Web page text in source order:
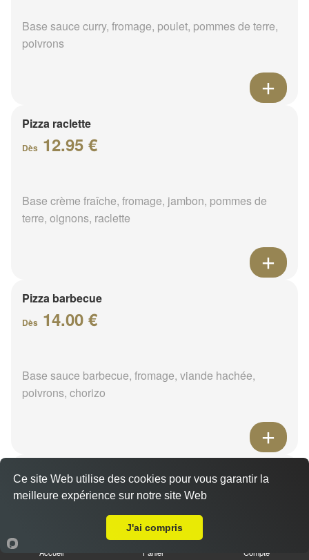
Base sauce curry, fromage, poulet, pommes de terre,
poivrons
Pizza raclette
Dès 12.95 €
Base crème fraîche, fromage, jambon, pommes de
terre, oignons, raclette
Pizza barbecue
Dès 14.00 €
Base sauce barbecue, fromage, viande hachée,
poivrons, chorizo
Pizza cannibale
Dès14.00 €
Base sauce barbecue, fromage, viande hachée,
Accueil Panier Compte
Ce site Web utilise des cookies pour vous garantir la
meilleure expérience sur notre site Web
J'ai compris